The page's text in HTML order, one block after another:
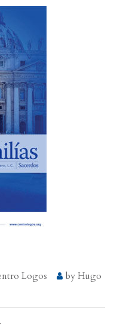
Logos by Hugo